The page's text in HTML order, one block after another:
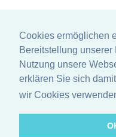
Cookies ermöglichen
Bereitstellung unserer
Nutzung unsere
erklären Sie sich
wir Cookies